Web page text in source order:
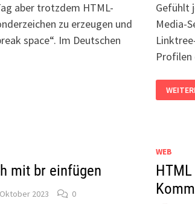
aber trotzdem HTML-
zu erzeugen und
space“. Im Deutschen
Gefühlt
Media-
–
mit br einfügen
2023 0
WEB